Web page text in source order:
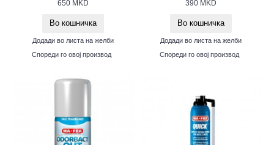
650 MKD
Во кошничка
Додади во листа на желби
Спореди го овој производ
390 MKD
Во кошничка
Додади во листа на желби
Спореди го овој производ